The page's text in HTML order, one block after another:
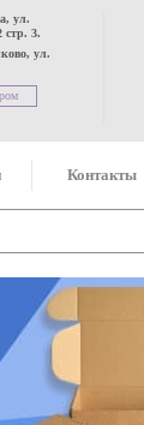
ул.
стр. 3.
ул.
Контакты